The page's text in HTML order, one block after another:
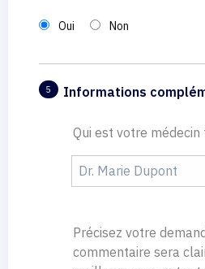
Oui Non
5 Informations
Qui est votre médecin
Précisez votre
commentaire sera